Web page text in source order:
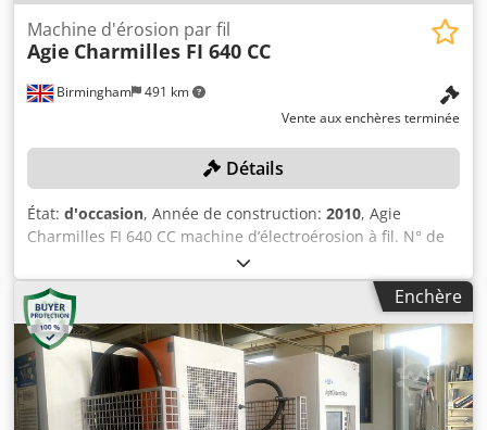
Birmingham 491 km
Machine d'érosion par fil
Agie Charmilles FI 640 CC
Vente aux enchères terminée
Détails
État: d'occasion, Année de construction: 2010, Agie
Charmilles FI 640 CC machine d’électroérosion à fil. N° de
série 113 (2010) Veuillez noter : ce lot a été
professionnellement démonté et sécurisé pour le
transport. Dsdpfx Aboznkivj Ejkr Localisation : Ce lot est
situé à Birmingham, Royaume-Uni. Des frais de £550 pour
la dépose et le chargement sur un moyen de transport
approprié seront automatiquement ajoutés à votre facture
en cas d’achat. Le calage et la fixation restent à la charge
de l’acheteur.
Enchère